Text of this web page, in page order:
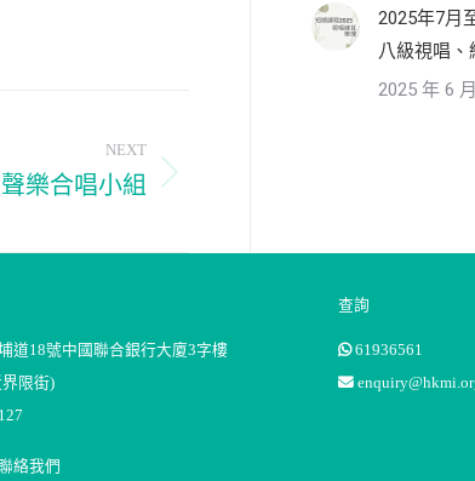
NEXT
樂合唱小組
2025年7月
八級視唱、
2025 年 6
道18號中國聯合銀行大廈3字樓
限街)
查詢
61936561
絡我們